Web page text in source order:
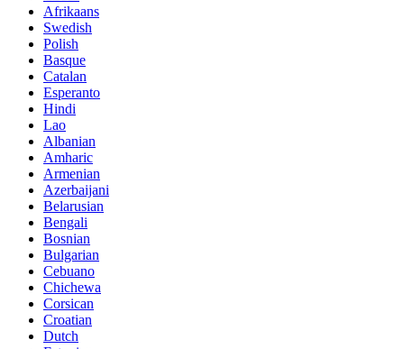
Afrikaans
Swedish
Polish
Basque
Catalan
Esperanto
Hindi
Lao
Albanian
Amharic
Armenian
Azerbaijani
Belarusian
Bengali
Bosnian
Bulgarian
Cebuano
Chichewa
Corsican
Croatian
Dutch